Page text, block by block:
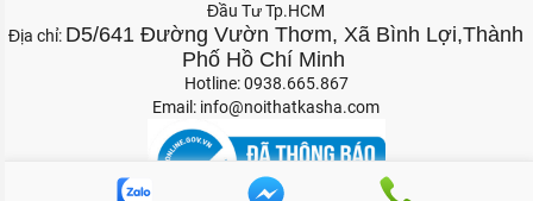
Đầu Tư Tp.HCM
Địa chỉ: D5/641 Đường Vườn Thơm, Xã Bình Lợi,Thành
Phố Hồ Chí Minh
Hotline: 0938.665.867
Email: info@noithatkasha.com